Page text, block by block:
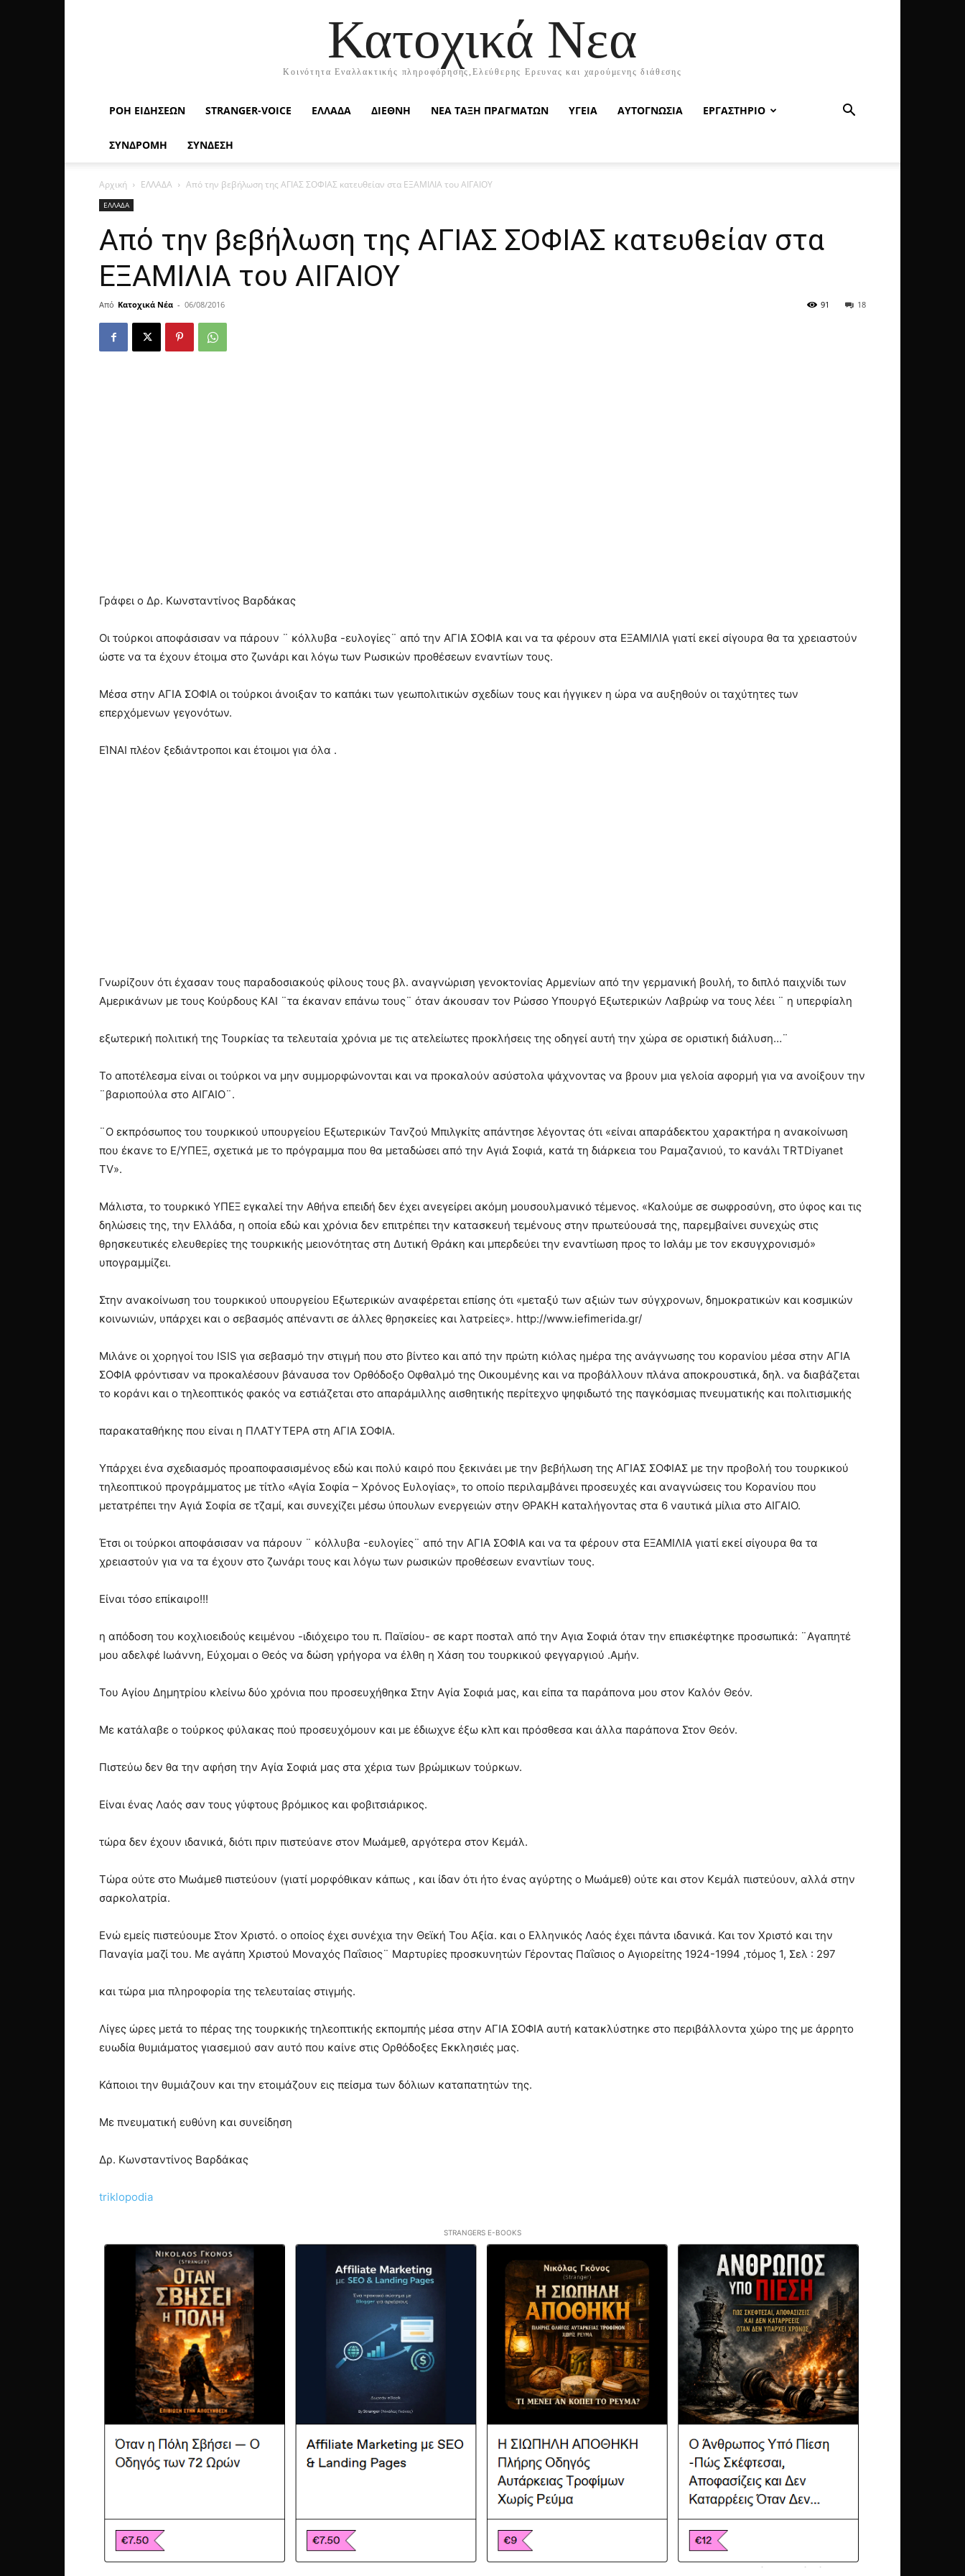
Κατοχικά Νεα
Κοινότητα Εναλλακτικής πληροφόρησης,Ελεύθερης Ερευνας και χαρούμενης διάθεσης
ΡΟΉ ΕΙΔΉΣΕΩΝ STRANGER-VOICE ΕΛΛΑΔΑ ΔΙΕΘΝΗ ΝΕΑ ΤΑΞΗ ΠΡΑΓΜΑΤΩΝ ΥΓΕΙΑ ΑΥΤΟΓΝΩΣΙΑ ΕΡΓΑΣΤΗΡΙΟ
ΣΥΝΔΡΟΜΗ ΣΥΝΔΕΣΗ
Αρχική ΕΛΛΑΔΑ Από την βεβήλωση της ΑΓΙΑΣ ΣΟΦΙΑΣ κατευθείαν στα ΕΞΑΜΙΛΙΑ του ΑΙΓΑΙΟΥ
ΕΛΛΑΔΑ
Από την βεβήλωση της ΑΓΙΑΣ ΣΟΦΙΑΣ κατευθείαν στα
ΕΞΑΜΙΛΙΑ του ΑΙΓΑΙΟΥ
Από Κατοχικά Νέα - 06/08/2016 18
91
Γράφει ο Δρ. Κωνσταντίνος Βαρδάκας
Οι τούρκοι αποφάσισαν να πάρουν ¨ κόλλυβα -ευλογίες¨ από την ΑΓΙΑ ΣΟΦΙΑ και να τα φέρουν στα ΕΞΑΜΙΛΙΑ γιατί εκεί σίγουρα θα τα χρειαστούν
ώστε να τα έχουν έτοιμα στο ζωνάρι και λόγω των Ρωσικών προθέσεων εναντίων τους.
Μέσα στην ΑΓΙΑ ΣΟΦΙΑ οι τούρκοι άνοιξαν το καπάκι των γεωπολιτικών σχεδίων τους και ήγγικεν η ώρα να αυξηθούν οι ταχύτητες των
επερχόμενων γεγονότων.
ΕΊΝΑΙ πλέον ξεδιάντροποι και έτοιμοι για όλα .
Γνωρίζουν ότι έχασαν τους παραδοσιακούς φίλους τους βλ. αναγνώριση γενοκτονίας Αρμενίων από την γερμανική βουλή, το διπλό παιχνίδι των
Αμερικάνων με τους Κούρδους ΚΑΙ ¨τα έκαναν επάνω τους¨ όταν άκουσαν τον Ρώσσο Υπουργό Εξωτερικών Λαβρώφ να τους λέει ¨ η υπερφίαλη
εξωτερική πολιτική της Τουρκίας τα τελευταία χρόνια με τις ατελείωτες προκλήσεις της οδηγεί αυτή την χώρα σε οριστική διάλυση…¨
Το αποτέλεσμα είναι οι τούρκοι να μην συμμορφώνονται και να προκαλούν ασύστολα ψάχνοντας να βρουν μια γελοία αφορμή για να ανοίξουν την
¨βαριοπούλα στο ΑΙΓΑΙΟ¨.
¨Ο εκπρόσωπος του τουρκικού υπουργείου Εξωτερικών Τανζού Μπιλγκίτς απάντησε λέγοντας ότι «είναι απαράδεκτου χαρακτήρα η ανακοίνωση
που έκανε το E/ΥΠΕΞ, σχετικά με το πρόγραμμα που θα μεταδώσει από την Αγιά Σοφιά, κατά τη διάρκεια του Ραμαζανιού, το κανάλι TRTDiyanet
TV».
Μάλιστα, το τουρκικό ΥΠΕΞ εγκαλεί την Αθήνα επειδή δεν έχει ανεγείρει ακόμη μουσουλμανικό τέμενος. «Καλούμε σε σωφροσύνη, στο ύφος και τις
δηλώσεις της, την Ελλάδα, η οποία εδώ και χρόνια δεν επιτρέπει την κατασκευή τεμένους στην πρωτεύουσά της, παρεμβαίνει συνεχώς στις
θρησκευτικές ελευθερίες της τουρκικής μειονότητας στη Δυτική Θράκη και μπερδεύει την εναντίωση προς το Ισλάμ με τον εκσυγχρονισμό»
υπογραμμίζει.
Στην ανακοίνωση του τουρκικού υπουργείου Εξωτερικών αναφέρεται επίσης ότι «μεταξύ των αξιών των σύγχρονων, δημοκρατικών και κοσμικών
κοινωνιών, υπάρχει και ο σεβασμός απέναντι σε άλλες θρησκείες και λατρείες». http://www.iefimerida.gr/
Μιλάνε οι χορηγοί του ISIS για σεβασμό την στιγμή που στο βίντεο και από την πρώτη κιόλας ημέρα της ανάγνωσης του κορανίου μέσα στην ΑΓΙΑ
ΣΟΦΙΑ φρόντισαν να προκαλέσουν βάναυσα τον Ορθόδοξο Οφθαλμό της Οικουμένης και να προβάλλουν πλάνα αποκρουστικά, δηλ. να διαβάζεται
το κοράνι και ο τηλεοπτικός φακός να εστιάζεται στο απαράμιλλης αισθητικής περίτεχνο ψηφιδωτό της παγκόσμιας πνευματικής και πολιτισμικής
παρακαταθήκης που είναι η ΠΛΑΤΥΤΕΡΑ στη ΑΓΙΑ ΣΟΦΙΑ.
Υπάρχει ένα σχεδιασμός προαποφασισμένος εδώ και πολύ καιρό που ξεκινάει με την βεβήλωση της ΑΓΙΑΣ ΣΟΦΙΑΣ με την προβολή του τουρκικού
τηλεοπτικού προγράμματος με τίτλο «Αγία Σοφία – Χρόνος Ευλογίας», το οποίο περιλαμβάνει προσευχές και αναγνώσεις του Κορανίου που
μετατρέπει την Αγιά Σοφία σε τζαμί, και συνεχίζει μέσω ύπουλων ενεργειών στην ΘΡΑΚΗ καταλήγοντας στα 6 ναυτικά μίλια στο ΑΙΓΑΙΟ.
Έτσι οι τούρκοι αποφάσισαν να πάρουν ¨ κόλλυβα -ευλογίες¨ από την ΑΓΙΑ ΣΟΦΙΑ και να τα φέρουν στα ΕΞΑΜΙΛΙΑ γιατί εκεί σίγουρα θα τα
χρειαστούν για να τα έχουν στο ζωνάρι τους και λόγω των ρωσικών προθέσεων εναντίων τους.
Είναι τόσο επίκαιρο!!!
η απόδοση του κοχλιοειδούς κειμένου -ιδιόχειρο του π. Παϊσίου- σε καρτ ποσταλ από την Αγια Σοφιά όταν την επισκέφτηκε προσωπικά: ¨Αγαπητέ
μου αδελφέ Ιωάννη, Εύχομαι ο Θεός να δώση γρήγορα να έλθη η Χάση του τουρκικού φεγγαργιού .Αμήν.
Του Αγίου Δημητρίου κλείνω δύο χρόνια που προσευχήθηκα Στην Αγία Σοφιά μας, και είπα τα παράπονα μου στον Καλόν Θεόν.
Με κατάλαβε ο τούρκος φύλακας πού προσευχὀμουν και με έδιωχνε έξω κλπ και πρόσθεσα και άλλα παράπονα Στον Θεόν.
Πιστεύω δεν θα την αφήση την Αγία Σοφιά μας στα χέρια των βρώμικων τούρκων.
Είναι ένας Λαός σαν τους γύφτους βρόμικος και φοβιτσιάρικος.
τώρα δεν έχουν ιδανικά, διότι πριν πιστεύανε στον Μωάμεθ, αργότερα στον Κεμάλ.
Τώρα ούτε στο Μωάμεθ πιστεύουν (γιατί μορφόθικαν κάπως , και ίδαν ότι ήτο ένας αγύρτης ο Μωάμεθ) ούτε και στον Κεμάλ πιστεύουν, αλλά στην
σαρκολατρία.
Ενώ εμείς πιστεύουμε Στον Χριστό. ο οποίος έχει συνέχια την Θεϊκή Του Αξία. και ο Ελληνικός Λαός έχει πάντα ιδανικά. Και τον Χριστό και την
Παναγία μαζί του. Με αγάπη Χριστού Μοναχός Παΐσιος¨ Μαρτυρίες προσκυνητών Γέροντας Παΐσιος ο Αγιορείτης 1924-1994 ,τόμος 1, Σελ : 297
και τώρα μια πληροφορία της τελευταίας στιγμής.
Λίγες ώρες μετά το πέρας της τουρκικής τηλεοπτικής εκπομπής μέσα στην ΑΓΙΑ ΣΟΦΙΑ αυτή κατακλύστηκε στο περιβάλλοντα χώρο της με άρρητο
ευωδία θυμιάματος γιασεμιού σαν αυτό που καίνε στις Ορθόδοξες Εκκλησιές μας.
Κάποιοι την θυμιάζουν και την ετοιμάζουν εις πείσμα των δόλιων καταπατητών της.
Με πνευματική ευθύνη και συνείδηση
Δρ. Κωνσταντίνος Βαρδάκας
triklopodia
STRANGERS E-BOOKS